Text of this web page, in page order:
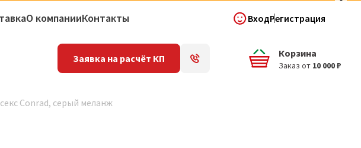
О компанииКонтакты ВходРегистрация
Корзина
Заказ от 10 000 ₽
Заявка на расчёт КП
Conrad, серый меланж